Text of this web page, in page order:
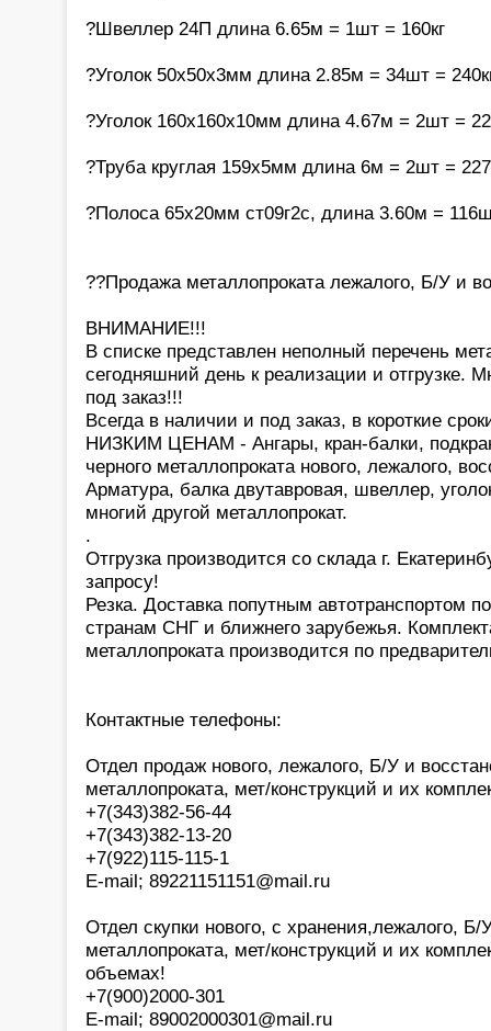
?Швеллер 24П длина 6.65м = 1шт = 160кг
?Уголок 50х50х3мм длина 2.85м = 34шт =
?Уголок 160х160х10мм длина 4.67м = 2шт =
?Труба круглая 159х5мм длина 6м = 2шт =
?Полоса 65х20мм ст09г2с, длина 3.60м =
??Продажа металлопроката лежалого, Б/У и
ВНИМАНИЕ!!!
В списке представлен неполный перечень
сегодняшний день к реализации и отгрузке.
под заказ!!!
Всегда в наличии и под заказ, в короткие
НИЗКИМ ЦЕНАМ - Ангары, кран-балки,
черного металлопроката нового, лежалого,
Арматура, балка двутавровая, швеллер,
многий другой металлопрокат.
.
Отгрузка производится со склада г.
запросу!
Резка. Доставка попутным автотранспортом
странам СНГ и ближнего зарубежья.
металлопроката производится по
Контактные телефоны:
Отдел продаж нового, лежалого, Б/У и
металлопроката, мет/конструкций и их
+7(343)382-56-44
+7(343)382-13-20
+7(922)115-115-1
E-mail; 89221151151@mail.ru
Отдел скупки нового, с хранения,лежалого, Б/
металлопроката, мет/конструкций и их
объемах!
+7(900)2000-301
E-mail; 89002000301@mail.ru